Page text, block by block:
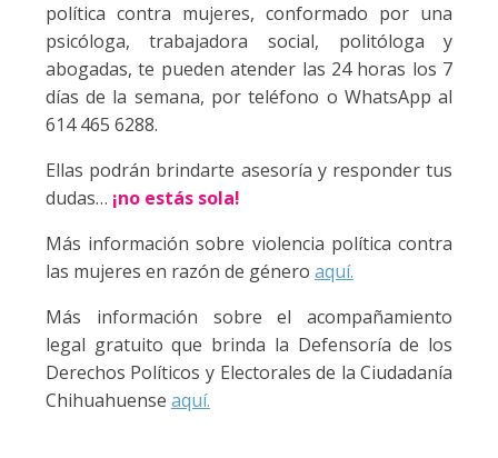
política contra mujeres, conformado por una
psicóloga, trabajadora social, politóloga y
abogadas, te pueden atender las 24 horas los 7
días de la semana, por teléfono o WhatsApp al
614 465 6288.
Ellas podrán brindarte asesoría y responder tus
dudas… ¡no estás sola!
Más información sobre violencia política contra
las mujeres en razón de género aquí.
Más información sobre el acompañamiento
legal gratuito que brinda la Defensoría de los
Derechos Políticos y Electorales de la Ciudadanía
Chihuahuense aquí.